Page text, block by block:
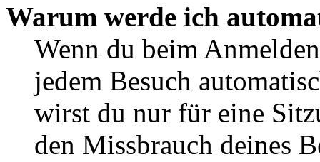
Warum werde ich
Wenn du beim
jedem Besuch
wirst du nur für eine
den Missbrauch deines